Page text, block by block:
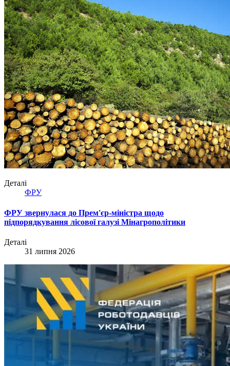
Деталі
ФРУ
ФРУ звернулася до Прем'єр-міністра щодо
підпорядкування лісової галузі Мінагрополітики
Деталі
31 липня 2026